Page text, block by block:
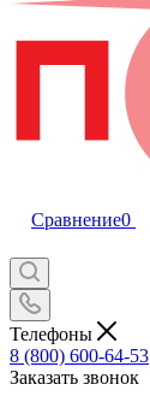
Сравнение0
Телефоны
8 (800) 600-64-53
Заказать звонок